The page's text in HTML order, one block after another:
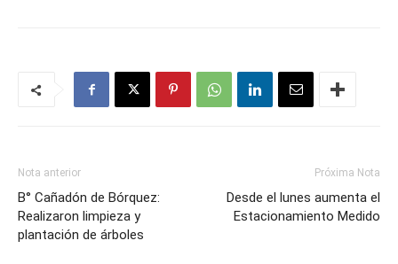
Nota anterior
B° Cañadón de Bórquez:
Realizaron limpieza y
plantación de árboles
Próxima Nota
Desde el lunes aumenta el
Estacionamiento Medido